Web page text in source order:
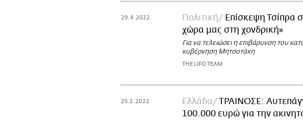
29.4.2022 Πολιτική
Επίσκεψη Τσίπρα
χώρα μας στη χονδρική»
Για να τελειώσει η επιβάρυνση του
κυβέρνηση Μητσοτάκη
THE LIFO TEAM
25.1.2022 Ελλάδα
ΤΡΑΙΝΟΣΕ:
100.000 ευρώ για την